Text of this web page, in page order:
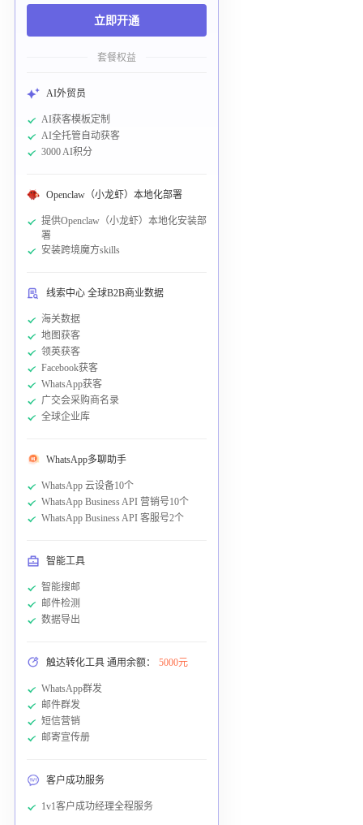
立即开通
套餐权益
AI外贸员
AI获客模板定制
AI全托管自动获客
3000 AI积分
Openclaw（小龙虾）本地化部署
提供Openclaw（小龙虾）本地化安装部
署
安装跨境魔方skills
线索中心 全球B2B商业数据
海关数据
地图获客
领英获客
Facebook获客
WhatsApp获客
广交会采购商名录
全球企业库
WhatsApp多聊助手
WhatsApp 云设备10个
WhatsApp Business API 营销号10个
WhatsApp Business API 客服号2个
智能工具
智能搜邮
邮件检测
数据导出
触达转化工具 通用余额： 5000元
WhatsApp群发
邮件群发
短信营销
邮寄宣传册
客户成功服务
1v1客户成功经理全程服务